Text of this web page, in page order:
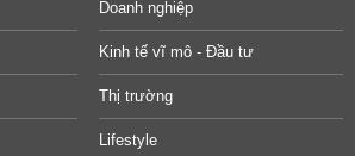
Doanh nghiệp
Kinh tế vĩ mô - Đầu tư
Thị trường
Lifestyle